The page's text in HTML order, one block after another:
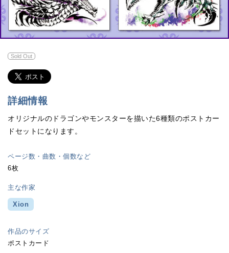
Sold Out
詳細情報
オリジナルのドラゴンやモンスターを描いた6種類のポストカー
ドセットになります。
ページ数・曲数・個数など
6枚
主な作家
Xion
作品のサイズ
ポストカード